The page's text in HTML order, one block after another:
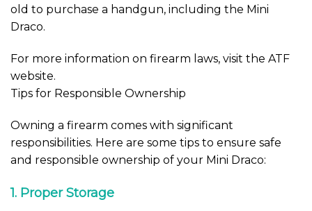
old to purchase a handgun, including the Mini
Draco.
For more information on firearm laws, visit the ATF
website.
Tips for Responsible Ownership
Owning a firearm comes with significant
responsibilities. Here are some tips to ensure safe
and responsible ownership of your Mini Draco:
1. Proper Storage